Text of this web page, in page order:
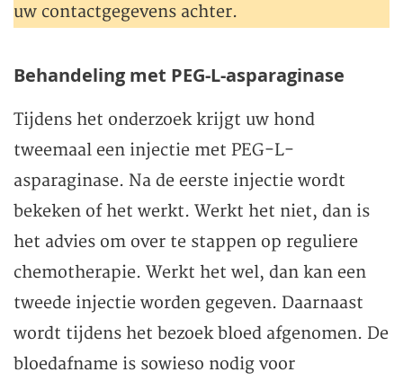
uw contactgegevens achter.
Behandeling met PEG-L-asparaginase
Tijdens het onderzoek krijgt uw hond
tweemaal een injectie met PEG-L-
asparaginase. Na de eerste injectie wordt
bekeken of het werkt. Werkt het niet, dan is
het advies om over te stappen op reguliere
chemotherapie. Werkt het wel, dan kan een
tweede injectie worden gegeven. Daarnaast
wordt tijdens het bezoek bloed afgenomen. De
bloedafname is sowieso nodig voor